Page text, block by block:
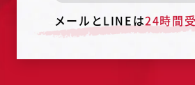
メールとLINEは24時間